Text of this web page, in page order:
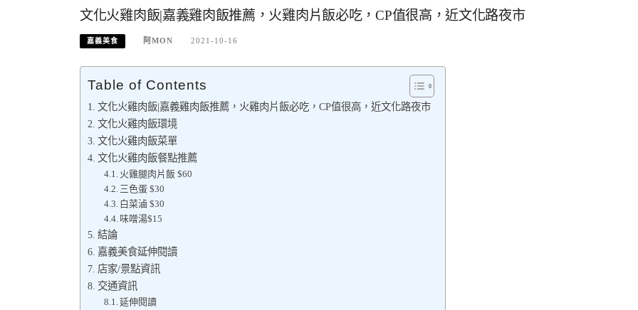
文化火雞肉飯|嘉義雞肉飯推薦，火雞肉片飯必吃，CP值很高，近文化路夜市
嘉義美食 阿MON 2021-10-16
Table of Contents
文化火雞肉飯|嘉義雞肉飯推薦，火雞肉片飯必吃，CP值很高，近文化路夜市
文化火雞肉飯環境
文化火雞肉飯菜單
文化火雞肉飯餐點推薦
火雞腿肉片飯 $60
三色蛋 $30
白菜滷 $30
味噌湯$15
結論
嘉義美食延伸閱讀
店家/景點資訊
交通資訊
延伸閱讀